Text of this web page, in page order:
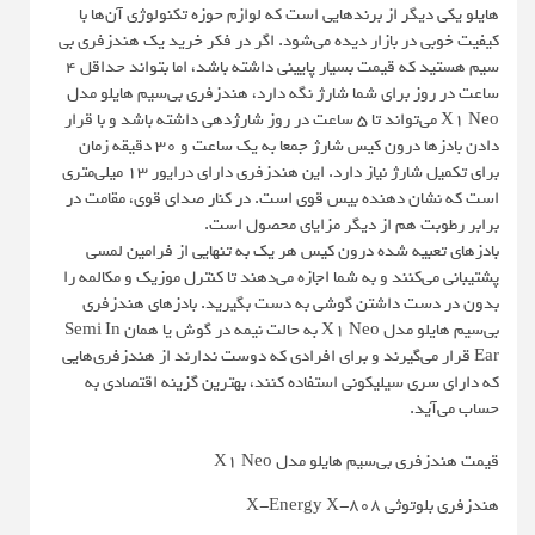
هایلو یکی دیگر از برندهایی است که لوازم حوزه تکنولوژی آن‌ها با
کیفیت خوبی در بازار دیده می‌شود. اگر در فکر خرید یک هندزفری بی
سیم هستید که قیمت بسیار پایینی داشته باشد، اما بتواند حداقل 4
ساعت در روز برای شما شارژ نگه دارد، هندزفری بی‌سیم هایلو مدل
X1 Neo می‌تواند تا 5 ساعت در روز شارژدهی داشته باشد و با قرار
دادن بادزها درون کیس شارژ جمعا به یک ساعت و 30 دقیقه زمان
برای تکمیل شارژ نیاز دارد. این هندزفری دارای درایور 13 میلی‌متری
است که نشان دهنده بیس قوی است. در کنار صدای قوی، مقامت در
برابر رطوبت هم از دیگر مزایای محصول است.
بادزهای تعبیه شده درون کیس هر یک به تنهایی از فرامین لمسی
پشتیبانی می‌کنند و به شما اجازه می‌دهند تا کنترل موزیک و مکالمه را
بدون در دست داشتن گوشی به دست بگیرید. بادزهای هندزفری
بی‌سیم هایلو مدل X1 Neo به حالت نیمه در گوش یا همان Semi In
Ear قرار می‌گیرند و برای افرادی که دوست ندارند از هندزفری‌هایی
که دارای سری سیلیکونی استفاده کنند، بهترین گزینه اقتصادی به
حساب می‌آید.
قیمت هندزفری بی‌سیم هایلو مدل X1 Neo
هندزفری بلوتوثی X-Energy X-808